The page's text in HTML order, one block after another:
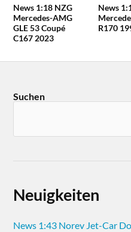
News 1:18 NZG
Mercedes-AMG
GLE 53 Coupé
C167 2023
News
R170
Suchen
Neuigkeiten
News 1:43 Norev Jet-Car